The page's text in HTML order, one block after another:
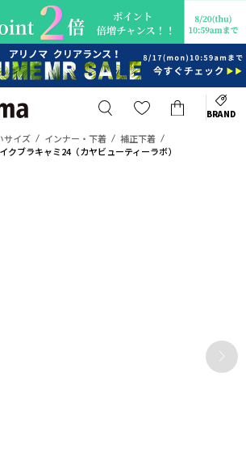
BRAND
サイズ インナー・下着
補正下着
クブラキャミ24（カヤビューティーラボ）